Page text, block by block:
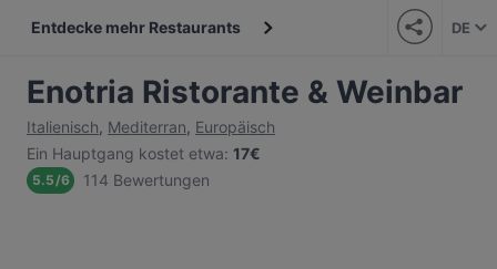
Entdecke mehr Restaurants DE
Enotria Ristorante & Weinbar
Italienisch, Mediterran, Europäisch
Ein Hauptgang kostet etwa: 17€
5.5/6 114 Bewertungen